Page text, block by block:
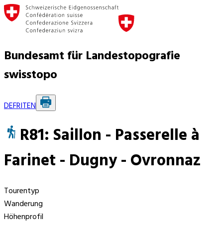
Bundesamt für Landestopografie
swisstopo
DEFRITEN
R81: Saillon - Passerelle à
Farinet - Dugny - Ovronnaz
Tourentyp
Wanderung
Höhenprofil